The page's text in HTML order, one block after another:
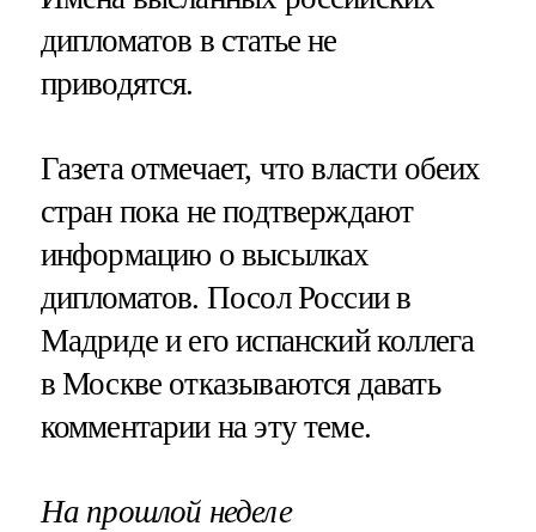
дипломатов в статье не
приводятся.
Газета отмечает, что власти обеих
стран пока не подтверждают
информацию о высылках
дипломатов. Посол России в
Мадриде и его испанский коллега
в Москве отказываются давать
комментарии на эту теме.
На прошлой неделе